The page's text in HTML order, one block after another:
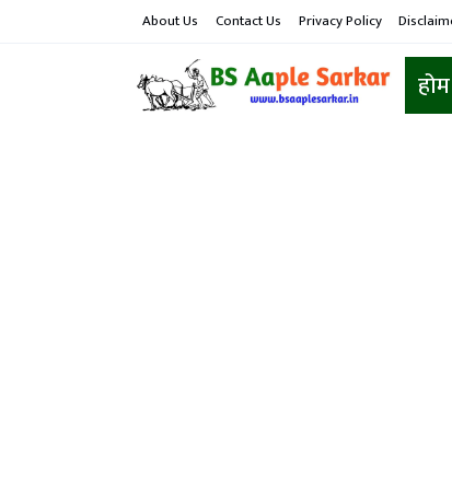
About Us Contact Us Privacy Policy
होम